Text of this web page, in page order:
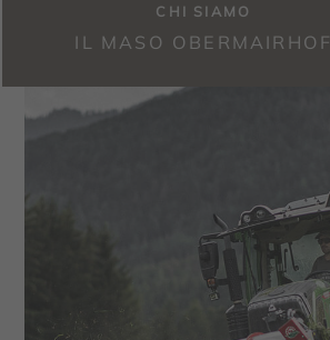
CHI SIAMO
IL MASO OBERMAIRHOF